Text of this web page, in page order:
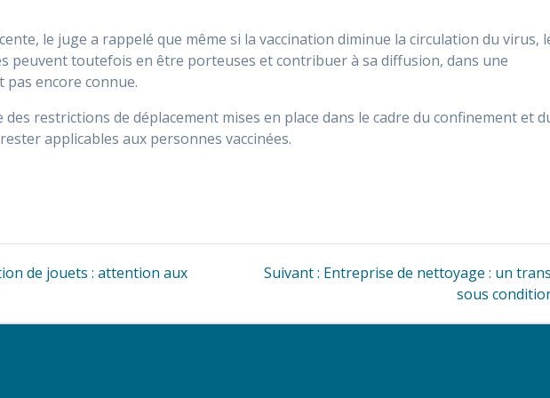
le juge a rappelé que même si la vaccination diminue la circulation du virus,
peuvent toutefois en être porteuses et contribuer à sa diffusion, dans une
pas encore connue.
des restrictions de déplacement mises en place dans le cadre du confinement et
applicables aux personnes vaccinées.
de jouets : attention aux
Suivant : Article
Entreprise de nettoyage : un
sous